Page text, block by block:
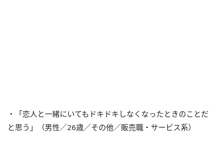
・「恋人と一緒にいてもドキドキしなくなったときのことだ
と思う」（男性／26歳／その他／販売職・サービス系）